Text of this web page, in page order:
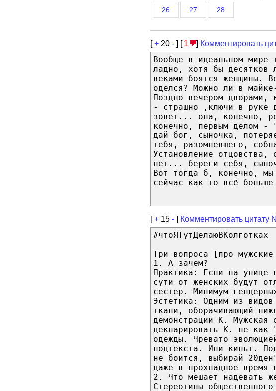
26 27 28
[+ 20 - ] [ 1 ] Комментировать
Вообще в идеальном
ладно, хотя бы десятков
веками боятся женщины.
оделся? Можно ли в
Поздно вечером
- страшно ,ключи в руке
зовет... она, конечно,
конечно, первым делом -
дай бог, сыночка,
тебя, разомлевшего,
Установление отцовства,
лет... береги себя,
Вот тогда б, конечно,
сейчас как-то всё
[+ 15 - ] Комментировать цитату
#чтоЯТутДелаюВКолготках
Три вопроса [про
1. А зачем?
Практика: Если на
сути от женских будут
сестер. Минимум
Эстетика: Одним из видов
ткани, оборачивающий
демонстрации К.
декларировать К. не как
одежды. Чревато
подтекста. Или кильт.
не боится, выбирай
даже в прохладное время
2. Что мешает надевать
Стереотипы